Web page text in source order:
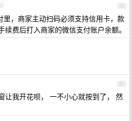
20
里，商家主动扫码必须支持信用卡，款
费后打入商家的微信支付账户余额。
21
让我开花呗， 一不小心就按到了， 然